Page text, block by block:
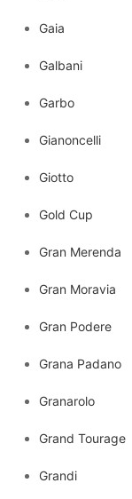
Gaia
Galbani
Garbo
Gianoncelli
Giotto
Gold Cup
Gran Merenda
Gran Moravia
Gran Podere
Grana Padano
Granarolo
Grand Tourage
Grandi